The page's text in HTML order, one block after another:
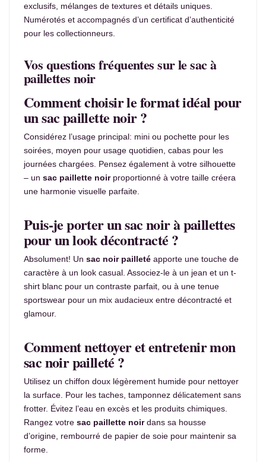
exclusifs, mélanges de textures et détails uniques.
Numérotés et accompagnés d’un certificat d’authenticité
pour les collectionneurs.
Vos questions fréquentes sur le sac à
paillettes noir
Comment choisir le format idéal pour
un sac paillette noir ?
Considérez l’usage principal: mini ou pochette pour les
soirées, moyen pour usage quotidien, cabas pour les
journées chargées. Pensez également à votre silhouette
– un sac paillette noirproportionné à votre taille créera
une harmonie visuelle parfaite.
Puis-je porter un sac noir à paillettes
pour un look décontracté ?
Absolument! Un sac noir pailleté apporte une touche de
caractère à un look casual. Associez-le à un jean et un t-
shirt blanc pour un contraste parfait, ou à une tenue
sportswear pour un mix audacieux entre décontracté et
glamour.
Comment nettoyer et entretenir mon
sac noir pailleté ?
Utilisez un chiffon doux légèrement humide pour nettoyer
la surface. Pour les taches, tamponnez délicatement sans
frotter. Évitez l’eau en excès et les produits chimiques.
Rangez votre sac paillette noirdans sa housse
d’origine, rembourré de papier de soie pour maintenir sa
forme.